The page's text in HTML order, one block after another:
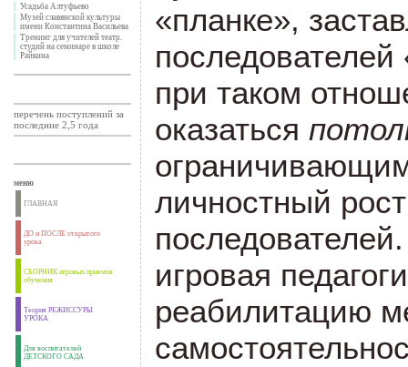
Усадьба Алтуфьево
Музей славянской культуры
имени Константина Васильева
Тренинг для учителей театр.
студий на семинаре в школе
Райкина
перечень поступлений за
последние 2,5 года
меню
ГЛАВНАЯ
ДО и ПОСЛЕ открытого
урока
СБОРНИК игровых приемов
обучения
Теория РЕЖИССУРЫ
УРОКА
Для воспитателей
ДЕТСКОГО САДА
«планке»,
при таком
оказаться
личностный
игровая
реабилитацию